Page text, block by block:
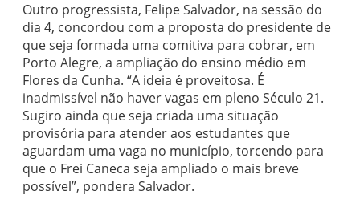
Outro progressista, Felipe Salvador, na sessão do
dia 4, concordou com a proposta do presidente de
que seja formada uma comitiva para cobrar, em
Porto Alegre, a ampliação do ensino médio em
Flores da Cunha. “A ideia é proveitosa. É
inadmissível não haver vagas em pleno Século 21.
Sugiro ainda que seja criada uma situação
provisória para atender aos estudantes que
aguardam uma vaga no município, torcendo para
que o Frei Caneca seja ampliado o mais breve
possível”, pondera Salvador.